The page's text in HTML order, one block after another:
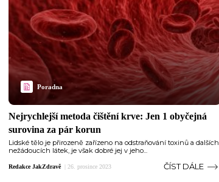
Poradna
Nejrychlejší metoda čištění krve: Jen 1 obyčejná
surovina za pár korun
Lidské tělo je přirozeně zařízeno na odstraňování toxinů a dalších
nežádoucích látek, je však dobré jej v jeho...
Redakce JakZdravě 26. prosince 2023 ČÍST DÁLE